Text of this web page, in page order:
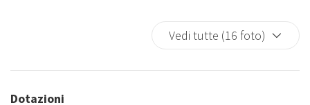
Vedi tutte (16 foto)
Dotazioni